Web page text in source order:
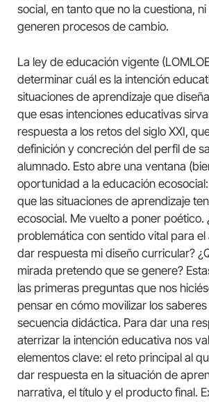
social, en tanto que no la cuestiona,
generen procesos de cambio.
La ley de educación vigente
determinar cuál es la intención
situaciones de aprendizaje que
que esas intenciones educativas
respuesta a los retos del siglo XXI,
definición y concreción del perfil de
alumnado. Esto abre una ventana
oportunidad a la educación
que las situaciones de aprendizaje
ecosocial. Me vuelto a poner poético.
problemática con sentido vital para el
dar respuesta mi diseño curricular?
mirada pretendo que se genere?
las primeras preguntas que nos
pensar en cómo movilizar los
secuencia didáctica. Para dar una
aterrizar la intención educativa nos
elementos clave: el reto principal al
dar respuesta en la situación de
narrativa, el título y el producto final.